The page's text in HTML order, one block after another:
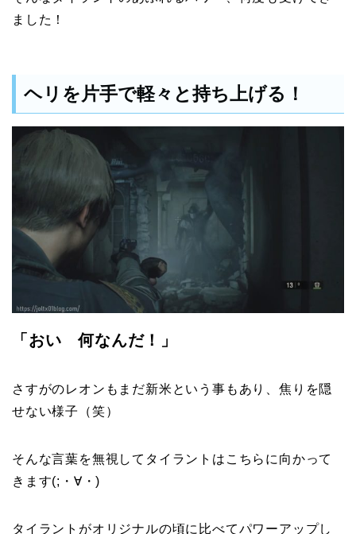
ました！
ヘリを片手で軽々と持ち上げる！
「おい 何なんだ！」
さすがのレオンもまだ新米という事もあり、焦りを隠
せない様子（笑）
そんな言葉を無視してタイラントはこちらに向かって
きます(;・∀・)
タイラントがオリジナルの頃に比べてパワーアップし